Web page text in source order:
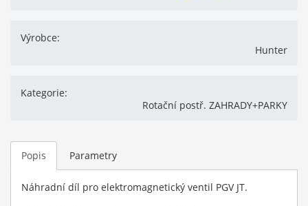
Výrobce:
Hunter
Kategorie:
Rotační postř. ZAHRADY+PARKY
Popis Parametry
Náhradní díl pro elektromagnetický ventil PGV JT.